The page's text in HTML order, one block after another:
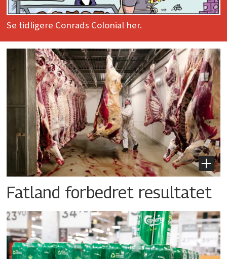
Se tidligere Conrads Colonial her.
Fatland forbedret resultatet